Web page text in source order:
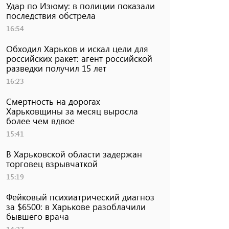
Удар по Изюму: в полиции показали
последствия обстрела
16:54
Обходил Харьков и искал цели для
российских ракет: агент российской
разведки получил 15 лет
16:23
Смертность на дорогах
Харьковщины за месяц выросла
более чем вдвое
15:41
В Харьковской области задержан
торговец взрывчаткой
15:19
Фейковый психиатрический диагноз
за $6500: в Харькове разоблачили
бывшего врача